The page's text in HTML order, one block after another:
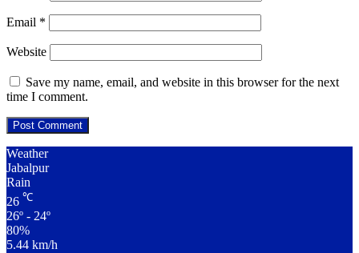
Email *
Website
Save my name, email, and website in this browser for the next
time I comment.
Weather
Jabalpur
Rain
26 ℃
26º - 24º
80%
5.44 km/h